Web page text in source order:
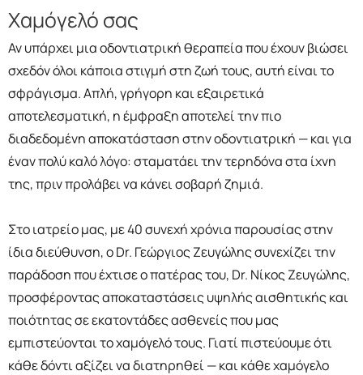
Χαμόγελό σας
Αν υπάρχει μια οδοντιατρική θεραπεία που έχουν βιώσει
σχεδόν όλοι κάποια στιγμή στη ζωή τους, αυτή είναι το
σφράγισμα. Απλή, γρήγορη και εξαιρετικά
αποτελεσματική, η έμφραξη αποτελεί την πιο
διαδεδομένη αποκατάσταση στην οδοντιατρική — και για
έναν πολύ καλό λόγο: σταματάει την τερηδόνα στα ίχνη
της, πριν προλάβει να κάνει σοβαρή ζημιά.
Στο ιατρείο μας, με 40 συνεχή χρόνια παρουσίας στην
ίδια διεύθυνση, ο Dr. Γεώργιος Ζευγώλης συνεχίζει την
παράδοση που έχτισε ο πατέρας του, Dr. Νίκος Ζευγώλης,
προσφέροντας αποκαταστάσεις υψηλής αισθητικής και
ποιότητας σε εκατοντάδες ασθενείς που μας
εμπιστεύονται το χαμόγελό τους. Γιατί πιστεύουμε ότι
κάθε δόντι αξίζει να διατηρηθεί — και κάθε χαμόγελο